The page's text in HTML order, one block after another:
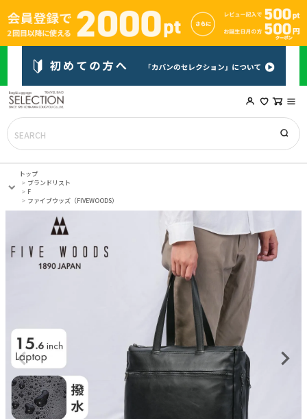
トップ
ブランドリスト
F
ファイブウッズ（FIVEWOODS）